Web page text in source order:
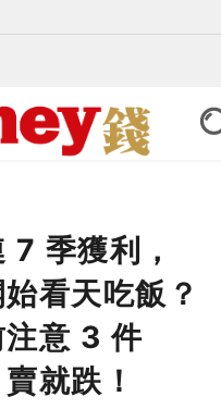
季獲利，
看天吃飯？
注意 3 件
就跌！